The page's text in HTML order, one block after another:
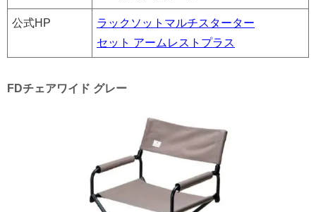
公式HP
ラックソットマルチスターター
セット アームレストプラス
FDチェアワイド グレー